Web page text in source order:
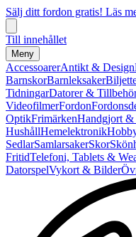
Sälj ditt fordon gratis! Läs
Till innehållet
Meny
AccessoarerAntikt & Design
BarnskorBarnleksaker
TidningarDatorer &
VideofilmerFordon
OptikFrimärkenHandgjort &
HushållHemelektronik
SedlarSamlarsakerSkor
FritidTelefoni, Tablets &
DatorspelVykort & Bilder